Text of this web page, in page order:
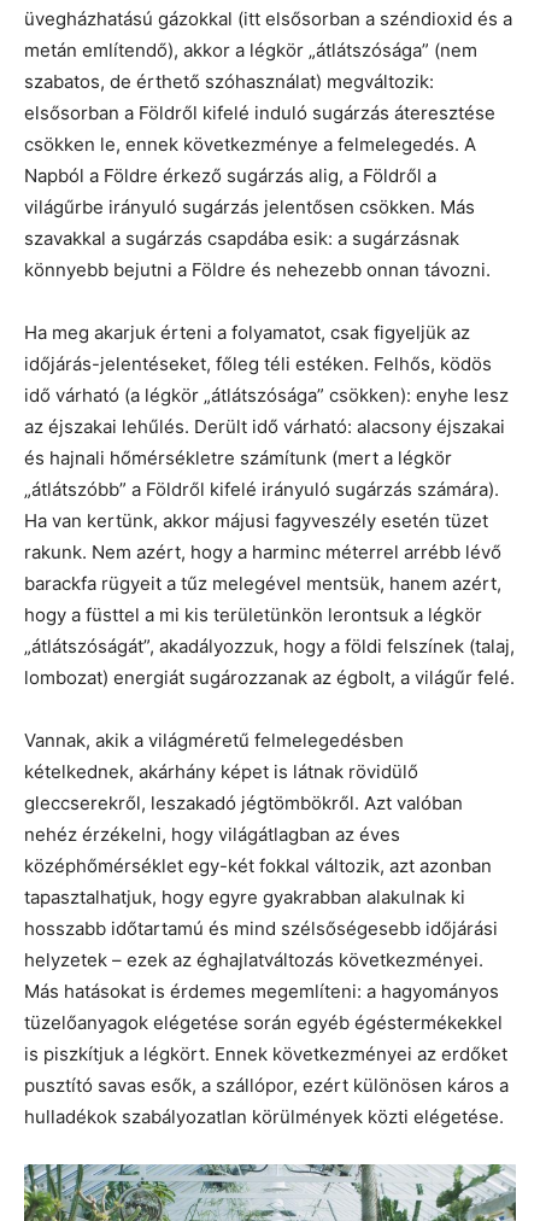
üvegházhatású gázokkal (itt elsősorban a széndioxid és a
metán említendő), akkor a légkör „átlátszósága” (nem
szabatos, de érthető szóhasználat) megváltozik:
elsősorban a Földről kifelé induló sugárzás áteresztése
csökken le, ennek következménye a felmelegedés. A
Napból a Földre érkező sugárzás alig, a Földről a
világűrbe irányuló sugárzás jelentősen csökken. Más
szavakkal a sugárzás csapdába esik: a sugárzásnak
könnyebb bejutni a Földre és nehezebb onnan távozni.
Ha meg akarjuk érteni a folyamatot, csak figyeljük az
időjárás-jelentéseket, főleg téli estéken. Felhős, ködös
idő várható (a légkör „átlátszósága” csökken): enyhe lesz
az éjszakai lehűlés. Derült idő várható: alacsony éjszakai
és hajnali hőmérsékletre számítunk (mert a légkör
„átlátszóbb” a Földről kifelé irányuló sugárzás számára).
Ha van kertünk, akkor májusi fagyveszély esetén tüzet
rakunk. Nem azért, hogy a harminc méterrel arrébb lévő
barackfa rügyeit a tűz melegével mentsük, hanem azért,
hogy a füsttel a mi kis területünkön lerontsuk a légkör
„átlátszóságát”, akadályozzuk, hogy a földi felszínek (talaj,
lombozat) energiát sugározzanak az égbolt, a világűr felé.
Vannak, akik a világméretű felmelegedésben
kételkednek, akárhány képet is látnak rövidülő
gleccserekről, leszakadó jégtömbökről. Azt valóban
nehéz érzékelni, hogy világátlagban az éves
középhőmérséklet egy-két fokkal változik, azt azonban
tapasztalhatjuk, hogy egyre gyakrabban alakulnak ki
hosszabb időtartamú és mind szélsőségesebb időjárási
helyzetek – ezek az éghajlatváltozás következményei.
Más hatásokat is érdemes megemlíteni: a hagyományos
tüzelőanyagok elégetése során egyéb égéstermékekkel
is piszkítjuk a légkört. Ennek következményei az erdőket
pusztító savas esők, a szállópor, ezért különösen káros a
hulladékok szabályozatlan körülmények közti elégetése.